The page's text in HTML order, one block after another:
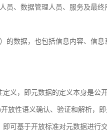
、数据管理人员、服务及最终
的数据，也包括信息内容、信息
义，即元数据的定义本身是公
放性语义确认、验证和解析，即
可基于开放标准对元数据进行